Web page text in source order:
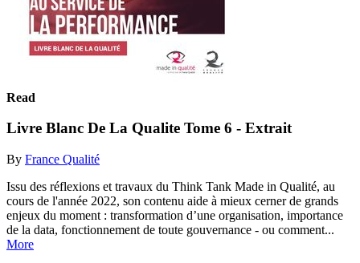
Read
Livre Blanc De La Qualite Tome 6 - Extrait
By France Qualité
Issu des réflexions et travaux du Think Tank Made in Qualité, au
cours de l'année 2022, son contenu aide à mieux cerner de grands
enjeux du moment : transformation d’une organisation, importance
de la data, fonctionnement de toute gouvernance - ou comment...
More